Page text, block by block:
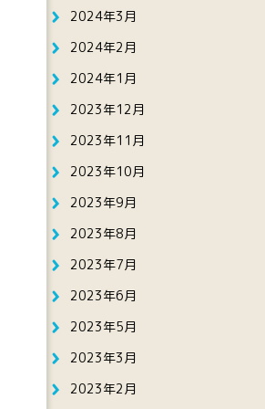
2024年3月
2024年2月
2024年1月
2023年12月
2023年11月
2023年10月
2023年9月
2023年8月
2023年7月
2023年6月
2023年5月
2023年3月
2023年2月